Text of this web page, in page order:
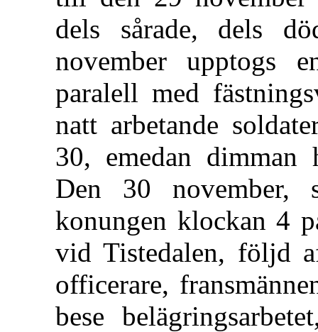
dels sårade, dels
november upptogs
paralell med
natt arbetande
30, emedan dimman
Den 30 november,
konungen klockan 4
vid Tistedalen, följd
officerare,
bese